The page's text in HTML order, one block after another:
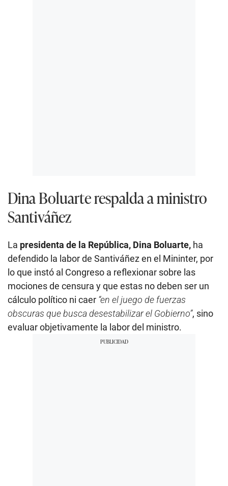
Dina Boluarte respalda a ministro
Santiváñez
La presidenta de la República, Dina Boluarte, ha
defendido la labor de Santiváñez en el Mininter, por
lo que instó al Congreso a reflexionar sobre las
mociones de censura y que estas no deben ser un
cálculo político ni caer “en el juego de fuerzas
obscuras que busca desestabilizar el Gobierno”, sino
evaluar objetivamente la labor del ministro.